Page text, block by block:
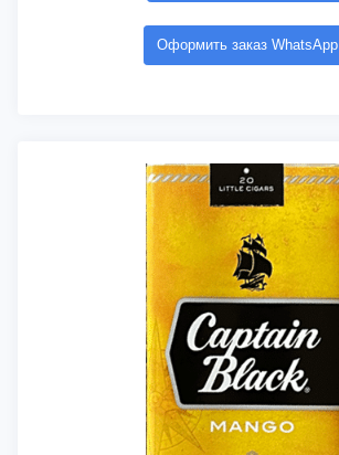
Оформить заказ WhatsApp